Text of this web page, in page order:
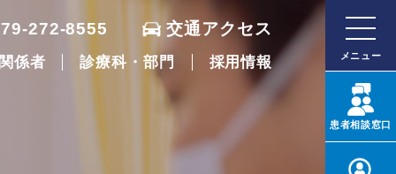
272-8555 交通アクセス
係者 診療科・部門 採用情報 メニュー
患者相談窓口